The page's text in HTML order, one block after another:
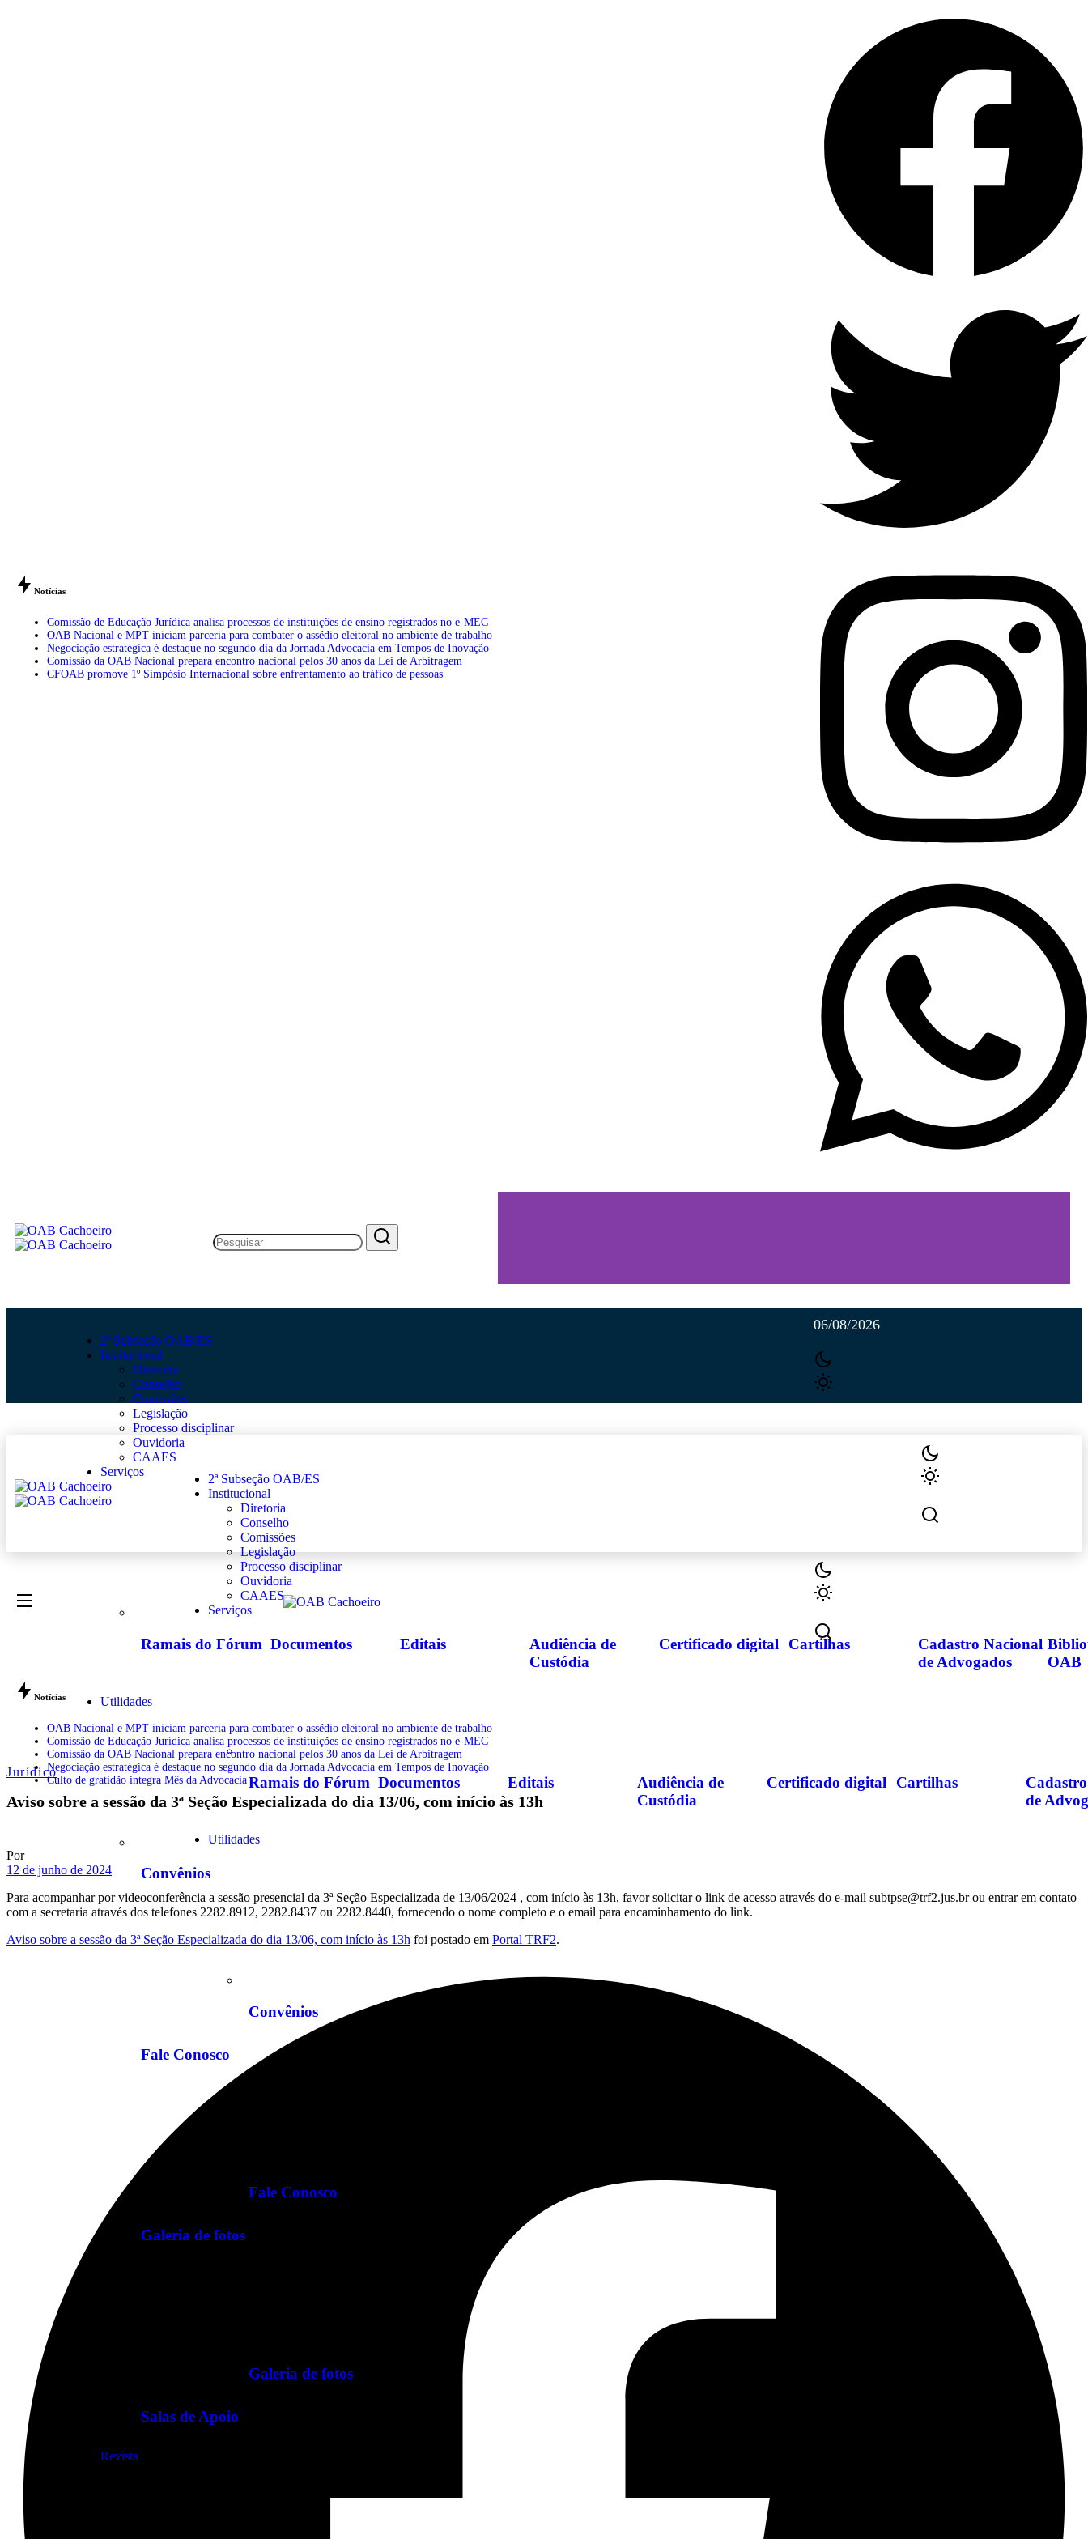
Notícias
Comissão de Educação Jurídica analisa processos de instituições de ensino registrados no e-MEC
OAB Nacional e MPT iniciam parceria para combater o assédio eleitoral no ambiente de trabalho
Negociação estratégica é destaque no segundo dia da Jornada Advocacia em Tempos de Inovação
Comissão da OAB Nacional prepara encontro nacional pelos 30 anos da Lei de Arbitragem
CFOAB promove 1º Simpósio Internacional sobre enfrentamento ao tráfico de pessoas
2ª Subseção OAB/ES
Institucional
Diretoria
Conselho
Comissões
Legislação
Processo disciplinar
Ouvidoria
CAAES
Serviços
Ramais do Fórum Documentos Editais
Audiência de
Custódia
Certificado digital Cartilhas
Cadastro Nacional
de Advogados
OAB
Utilidades
Convênios
Fale Conosco
Galeria de fotos
Salas de Apoio
Revista
06/08/2026
2ª Subseção OAB/ES
Institucional
Diretoria
Conselho
Comissões
Legislação
Processo disciplinar
Ouvidoria
CAAES
Serviços
Ramais do Fórum Documentos Editais
Audiência de
Custódia
Certificado digital Cartilhas
de
Utilidades
Convênios
Fale Conosco
Galeria de fotos
Notícias
OAB Nacional e MPT iniciam parceria para combater o assédio eleitoral no ambiente de trabalho
Comissão de Educação Jurídica analisa processos de instituições de ensino registrados no e-MEC
Comissão da OAB Nacional prepara encontro nacional pelos 30 anos da Lei de Arbitragem
Negociação estratégica é destaque no segundo dia da Jornada Advocacia em Tempos de Inovação
Culto de gratidão integra Mês da Advocacia
Jurídico
Aviso sobre a sessão da 3ª Seção Especializada do dia 13/06, com início às 13h
Por
12 de junho de 2024
Para acompanhar por videoconferência a sessão presencial da 3ª Seção Especializada de 13/06/2024 , com início às 13h, favor solicitar o link de acesso através do e-mail subtpse@trf2.jus.br ou entrar em contato
com a secretaria através dos telefones 2282.8912, 2282.8437 ou 2282.8440, fornecendo o nome completo e o email para encaminhamento do link.
Aviso sobre a sessão da 3ª Seção Especializada do dia 13/06, com início às 13h foi postado em Portal TRF2.